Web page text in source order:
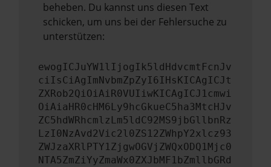
beheben. Du kannst uns diesen Text
schicken, um uns bei der Fehlersuche zu
unterstützen:
ewogICJuYW1lIjogIk5ldHdvcmtFcnJv
ciIsCiAgImNvbmZpZyI6IHsKICAgICJt
ZXRob2QiOiAiR0VUIiwKICAgICJ1cmwi
OiAiaHR0cHM6Ly9hcGkueC5ha3MtcHJv
ZC5hdWRhcmlzLm5ldC92MS9jbGllbnRz
LzI0NzAvd2Vic2l0ZS12ZWhpY2xlcz93
ZWJzaXRlPTY1ZjgwOGVjZWQxODQ1Mjc0
NTA5ZmZiYyZmaWx0ZXJbMF1bZmllbGRd